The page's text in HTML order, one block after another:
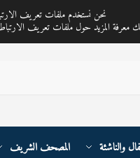
مكتبة ناي متجر لمبيع الكتب العربية
والناشئة المصحف الشريف
نحن نستخدم ملفات تعريف